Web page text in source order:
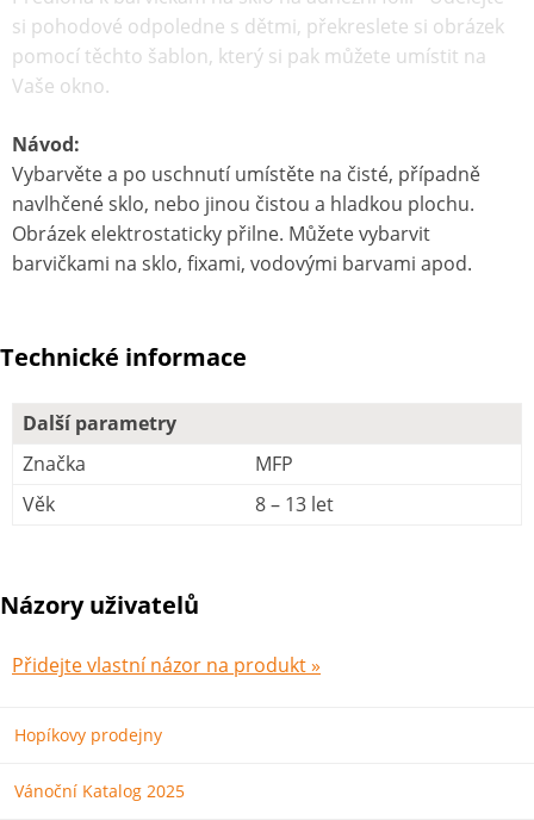
si pohodové odpoledne s dětmi, překreslete si obrázek
pomocí těchto šablon, který si pak můžete umístit na
Vaše okno.
Návod:
Vybarvěte a po uschnutí umístěte na čisté, případně
navlhčené sklo, nebo jinou čistou a hladkou plochu.
Obrázek elektrostaticky přilne. Můžete vybarvit
barvičkami na sklo, fixami, vodovými barvami apod.
Technické informace
Další parametry
Značka
MFP
Věk
8 – 13 let
Názory uživatelů
Přidejte vlastní názor na produkt »
Hopíkovy prodejny
Vánoční Katalog 2025